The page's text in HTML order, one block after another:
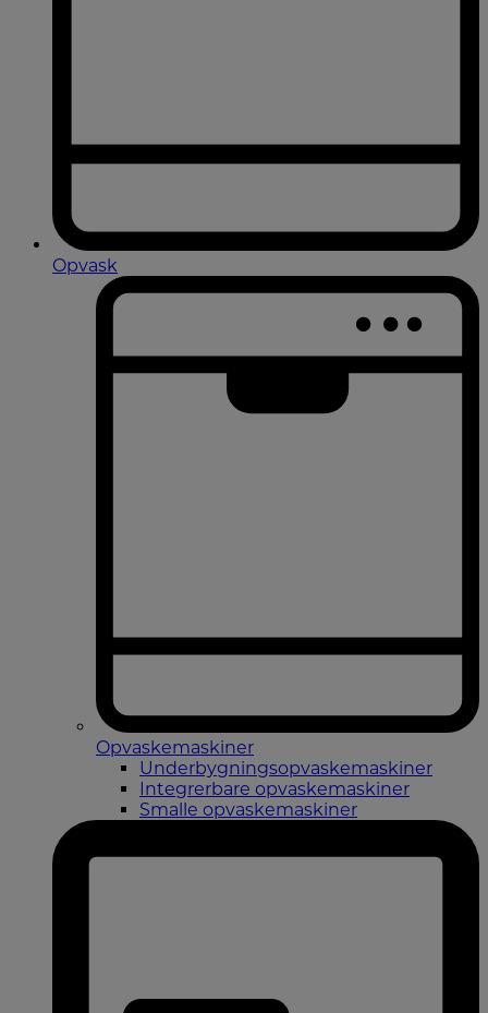
Opvask
Opvaskemaskiner
Underbygningsopvaskemaskiner
Integrerbare opvaskemaskiner
Smalle opvaskemaskiner